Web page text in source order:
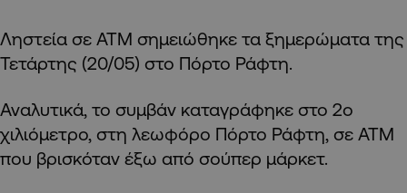
Ληστεία σε ΑΤΜ σημειώθηκε τα ξημερώματα της
Τετάρτης (20/05) στο Πόρτο Ράφτη.
Αναλυτικά, το συμβάν καταγράφηκε στο 2ο
χιλιόμετρο, στη λεωφόρο Πόρτο Ράφτη, σε ΑΤΜ
που βρισκόταν έξω από σούπερ μάρκετ.